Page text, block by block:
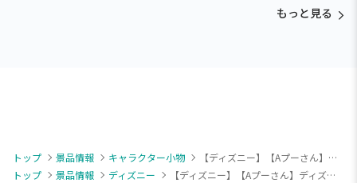
もっと見る
トップ 景品情報 キャラクター小物
【ディズニー】【Aプーさん】ディズニーキャラクター ミルキーボアプチ 雪だるまマスコット
トップ
景品情報 ディズニー 【ディズニー】【Aプーさん】ディズニーキャラクター ミルキーボアプチ 雪だるまマスコット